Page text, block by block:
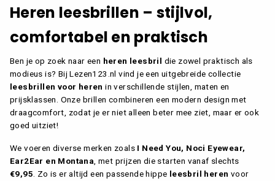
Heren leesbrillen – stijlvol,
comfortabel en praktisch
Ben je op zoek naar een heren leesbril die zowel praktisch als
modieus is? Bij Lezen123.nl vind je een uitgebreide collectie
leesbrillen voor heren in verschillende stijlen, maten en
prijsklassen. Onze brillen combineren een modern design met
draagcomfort, zodat je er niet alleen beter mee ziet, maar er ook
goed uitziet!
We voeren diverse merken zoals I Need You, Noci Eyewear,
Ear2Ear en Montana, met prijzen die starten vanaf slechts
€9,95. Zo is er altijd een passende hippe leesbril heren voor